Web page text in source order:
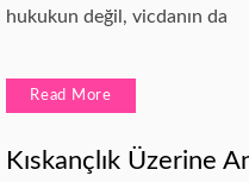
hukukun değil, vicdanın da
Read More
Kıskançlık Üzerine